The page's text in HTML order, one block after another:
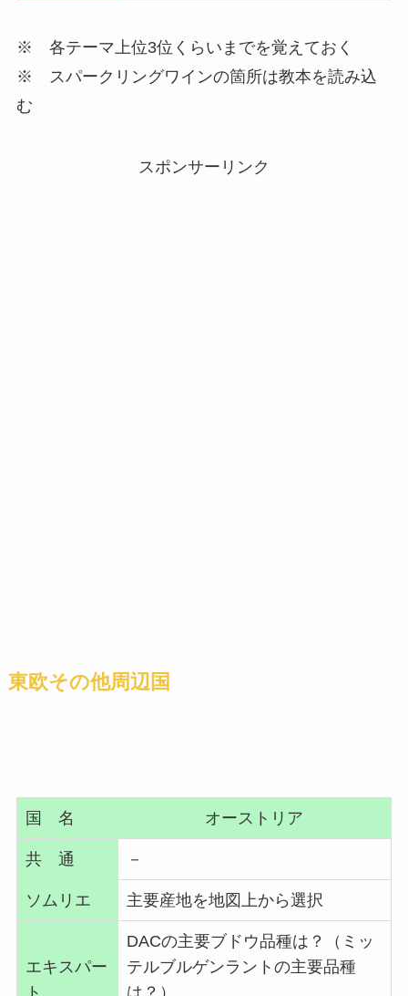
※ 各テーマ上位3位くらいまでを覚えておく
※ スパークリングワインの箇所は教本を読み込
む
スポンサーリンク
東欧その他周辺国
国 名 オーストリア
共 通 －
ソムリエ 主要産地を地図上から選択
エキスパー
DACの主要ブドウ品種は？（ミッ
テルブルゲンラントの主要品種